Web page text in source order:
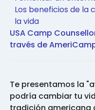
Los beneficios de
la vida
USA Camp
través de
Te presentamos la
podría cambiar tu